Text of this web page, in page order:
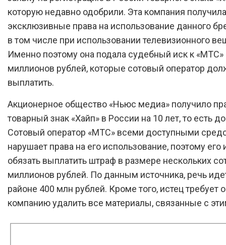
которую недавно одобрили. Эта компания получила
эксклюзивные права на использование данного
в том числе при использовании телевизионного
Именно поэтому она подала судебный иск к «МТС»
миллионов рублей, которые сотовый оператор
выплатить.
Акционерное общество «Ньюс медиа» получило
товарный знак «Хайп» в России на 10 лет, то есть
Сотовый оператор «МТС» всеми доступными
нарушает права на его использование, поэтому его
обязать выплатить штраф в размере нескольких
миллионов рублей. По данным источника, речь
районе 400 млн рублей. Кроме того, истец требует
компанию удалить все материалы, связанные с